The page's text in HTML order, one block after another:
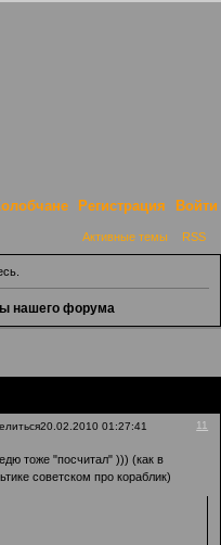
Регистрация Войти
Активные темы RSS
.
нашего форума
11
20.02.2010 01:27:41
тоже "посчитал" ))) (как в
советском про кораблик)